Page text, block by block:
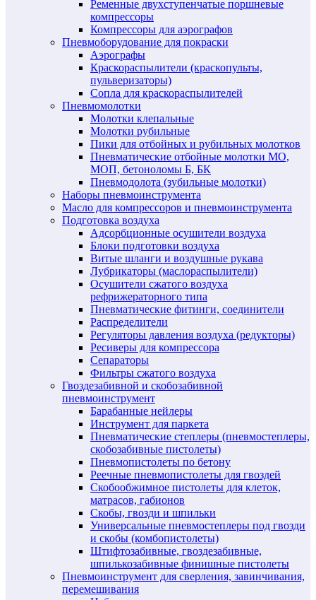
Ременные двухступенчатые поршневые
компрессоры
Компрессоры для аэрографов
Пневмоборудование для покраски
Аэрографы
Краскораспылители (краскопульты,
пульверизаторы)
Сопла для краскораспылителей
Пневмомолотки
Молотки клепальные
Молотки рубильные
Пики для отбойных и рубильных молотков
Пневматические отбойные молотки МО,
МОП, бетоноломы Б, БК
Пневмодолота (зубильные молотки)
Наборы пневмоинструмента
Масло для компрессоров и пневмоинструмента
Подготовка воздуха
Адсорбционные осушители воздуха
Блоки подготовки воздуха
Витые шланги и воздушные рукава
Лубрикаторы (маслораспылители)
Осушители сжатого воздуха
рефрижераторного типа
Пневматические фитинги, соединители
Распределители
Регуляторы давления воздуха (редукторы)
Ресиверы для компрессора
Сепараторы
Фильтры сжатого воздуха
Гвоздезабивной и скобозабивной
пневмоинструмент
Барабанные нейлеры
Инструмент для паркета
Пневматические степлеры (пневмостеплеры,
скобозабивные пистолеты)
Пневмопистолеты по бетону
Реечные пневмопистолеты для гвоздей
Скобообжимное пистолеты для клеток,
матрасов, габионов
Скобы, гвозди и шпильки
Универсальные пневмостеплеры под гвозди
и скобы (комбопистолеты)
Штифтозабивные, гвоздезабивные,
шпилькозабивные финишные пистолеты
Пневмоинструмент для сверления, завинчивания,
перемешивания